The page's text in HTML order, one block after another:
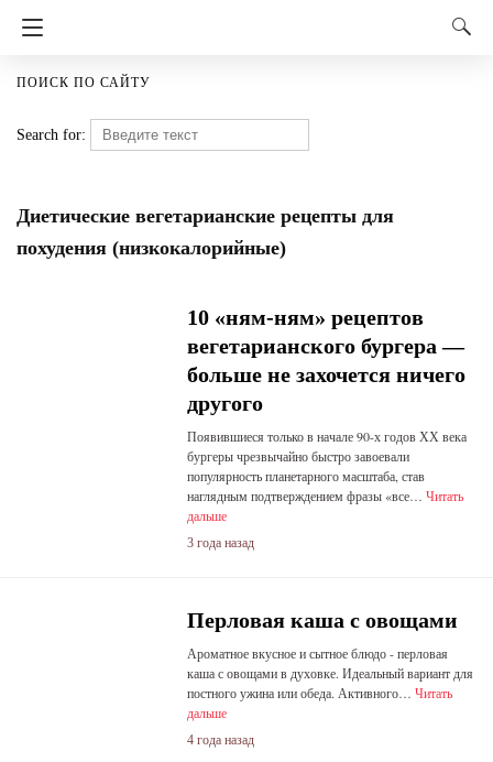
ПОИСК ПО САЙТУ
Search for:
Диетические вегетарианские рецепты для
похудения (низкокалорийные)
10 «ням-ням» рецептов
вегетарианского бургера —
больше не захочется ничего
другого
Появившиеся только в начале 90-х годов ХХ века
бургеры чрезвычайно быстро завоевали
популярность планетарного масштаба, став
наглядным подтверждением фразы «все… Читать
дальше
3 года назад
Перловая каша с овощами
Ароматное вкусное и сытное блюдо - перловая
каша с овощами в духовке. Идеальный вариант для
постного ужина или обеда. Активного… Читать
дальше
4 года назад